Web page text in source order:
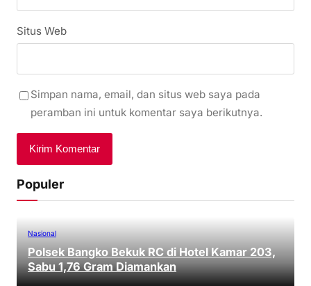
Situs Web
Simpan nama, email, dan situs web saya pada
peramban ini untuk komentar saya berikutnya.
Populer
Nasional
Polsek Bangko Bekuk RC di Hotel Kamar 203,
Sabu 1,76 Gram Diamankan